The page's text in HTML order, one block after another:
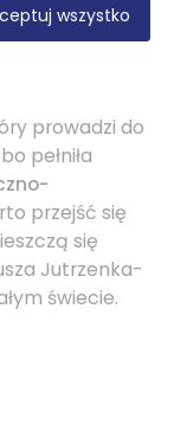
prowadzi do
pełniła
przejść się
się
Jutrzenka-
świecie.
wszystko